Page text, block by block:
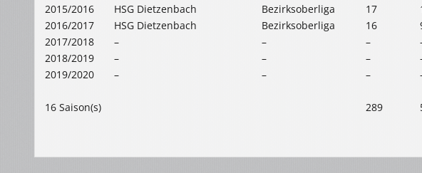
2015/2016
HSG Dietzenbach Bezirksoberliga 17
2016/2017
HSG Dietzenbach Bezirksoberliga 16
2017/2018
– – –
2018/2019
– – –
2019/2020
– – –
16 Saison(s) 289